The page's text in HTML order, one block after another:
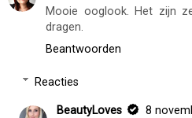
Mooie ooglook. Het zijn
dragen.
Beantwoorden
Reacties
BeautyLoves
8